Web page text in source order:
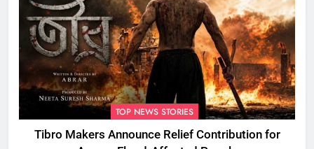
TOP NEWS STORIES
Tibro Makers Announce Relief Contribution for